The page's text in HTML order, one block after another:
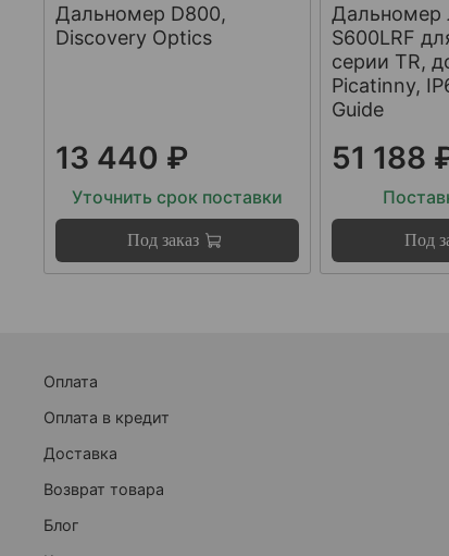
Дальномер D800,
Discovery Optics
13 440 ₽
Уточнить срок поставки
Под заказ
Дальномер
S600LRF
серии TR,
Picatinny,
Guide
51 188
Под
Оплата
Оплата в кредит
Доставка
Возврат товара
Блог